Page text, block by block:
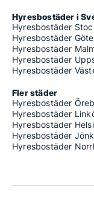
Hyresbostäder i
Hyresbostäder
Hyresbostäder
Hyresbostäder
Hyresbostäder
Hyresbostäder
Fler städer
Hyresbostäder
Hyresbostäder
Hyresbostäder
Hyresbostäder
Hyresbostäder